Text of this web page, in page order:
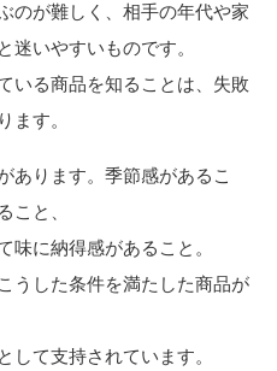
のが難しく、相手の年代や家
迷いやすいものです。
いる商品を知ることは、失敗
ます。
あります。季節感があるこ
こと、
味に納得感があること。
うした条件を満たした商品が
して支持されています。